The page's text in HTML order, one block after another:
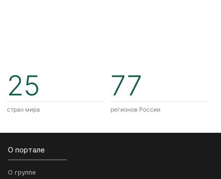
25
стран мира
77
регионов России
О портале
О группе